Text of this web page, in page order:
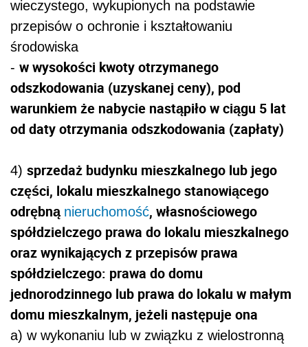
wieczystego, wykupionych na podstawie
przepisów o ochronie i kształtowaniu
środowiska
- w wysokości kwoty otrzymanego
odszkodowania (uzyskanej ceny), pod
warunkiem że nabycie nastąpiło w ciągu 5 lat
od daty otrzymania odszkodowania (zapłaty)
4) sprzedaż budynku mieszkalnego lub jego
części, lokalu mieszkalnego stanowiącego
odrębną nieruchomość, własnościowego
spółdzielczego prawa do lokalu mieszkalnego
oraz wynikających z przepisów prawa
spółdzielczego: prawa do domu
jednorodzinnego lub prawa do lokalu w małym
domu mieszkalnym, jeżeli następuje ona
a) w wykonaniu lub w związku z wielostronną